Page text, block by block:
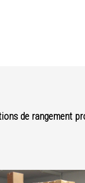
de rangement